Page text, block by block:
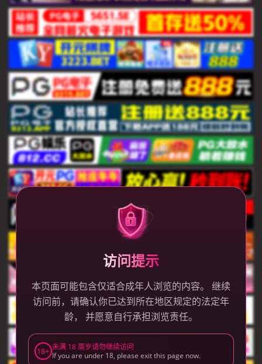
访问提示
本页面可能包含仅适合成年人浏览的内容。 继续
访问前，请确认你已达到所在地区规定的法定年
龄， 并愿意自行承担浏览责任。
18+ 未满 18 周岁请勿继续访问
If you are under 18, please exit this page now.